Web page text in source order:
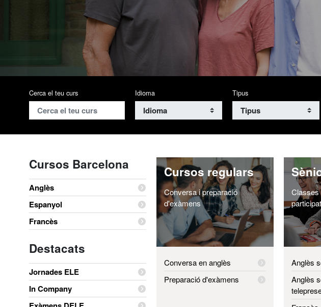
UABIdiomes-Home-Cercador-Titol
Cerca el teu curs Idioma Tipus
Cursos Barcelona
Anglès
Espanyol
Francès
Destacats
Jornades ELE
In Company
Cursos regulars
Conversa i preparació
d'exàmens
Conversa en anglès
Preparació d'exàmens
Classes
Anglès
Anglès